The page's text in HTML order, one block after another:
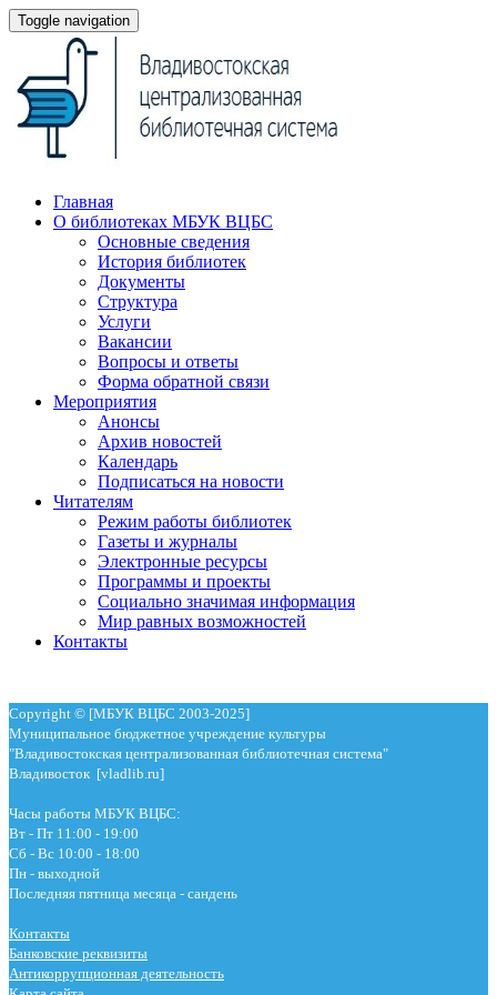
Toggle navigation
Главная
О библиотеках МБУК ВЦБС
Основные сведения
История библиотек
Документы
Структура
Услуги
Вакансии
Вопросы и ответы
Форма обратной связи
Мероприятия
Анонсы
Архив новостей
Календарь
Подписаться на новости
Читателям
Режим работы библиотек
Газеты и журналы
Электронные ресурсы
Программы и проекты
Социально значимая информация
Мир равных возможностей
Контакты
Copyright © [МБУК ВЦБС 2003-2025]
Муниципальное бюджетное учреждение культуры
"Владивостокская централизованная библиотечная система"
Владивосток [vladlib.ru]
Часы работы МБУК ВЦБС:
Вт - Пт 11:00 - 19:00
Сб - Вс 10:00 - 18:00
Пн - выходной
Последняя пятница месяца - сандень
Контакты
Банковские реквизиты
Антикоррупционная деятельность